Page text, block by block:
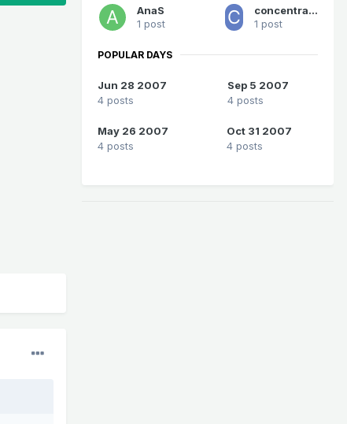
AnaS
1 post
concentratZen.dk
1 post
POPULAR DAYS
Jun 28 2007
4 posts
Sep 5 2007
4 posts
May 26 2007
4 posts
Oct 31 2007
4 posts